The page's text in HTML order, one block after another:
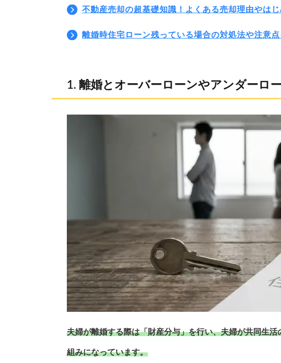
不動産売却の超基礎知識！よくある売却理由やは
離婚時住宅ローン残っている場合の対処法や注意点
離婚とオーバーローンやアンダーロ
夫婦が離婚する際は「財産分与」を行い、夫婦が共同生
組みになっています。